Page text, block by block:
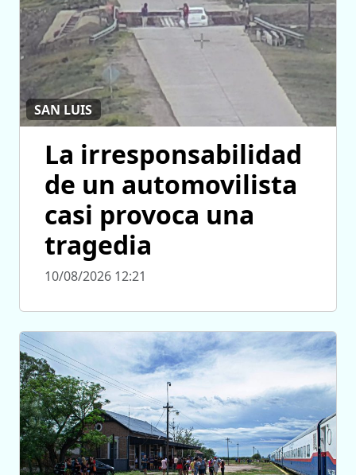
SAN LUIS
La irresponsabilidad
de un automovilista
casi provoca una
tragedia
10/08/2026 12:21